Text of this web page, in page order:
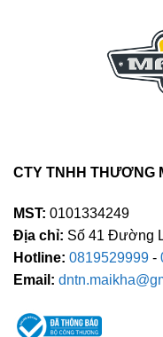
CTY TNHH THƯƠNG
MST: 0101334249
Địa chỉ: Số 41 Đường
Hotline: 0819529999 -
Email: